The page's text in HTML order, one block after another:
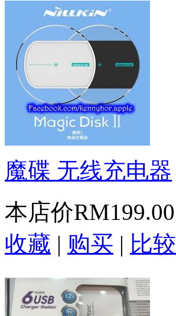
魔碟 无线充电器
本店价RM199.00
收藏 | 购买 | 比较